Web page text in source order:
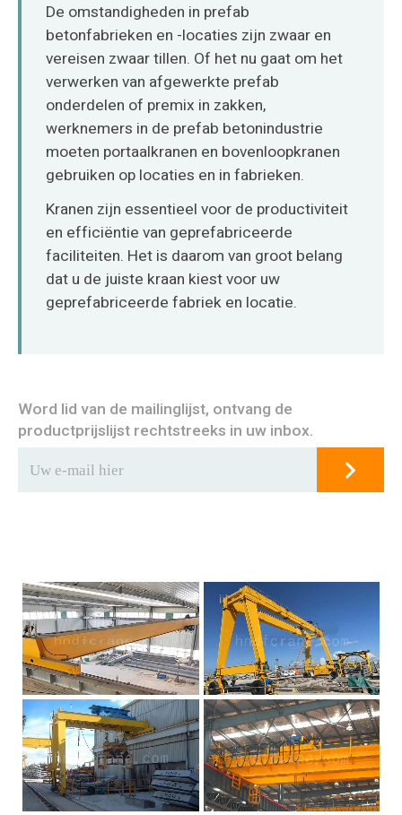
De omstandigheden in prefab
betonfabrieken en -locaties zijn zwaar en
vereisen zwaar tillen. Of het nu gaat om het
verwerken van afgewerkte prefab
onderdelen of premix in zakken,
werknemers in de prefab betonindustrie
moeten portaalkranen en bovenloopkranen
gebruiken op locaties en in fabrieken.
Kranen zijn essentieel voor de productiviteit
en efficiëntie van geprefabriceerde
faciliteiten. Het is daarom van groot belang
dat u de juiste kraan kiest voor uw
geprefabriceerde fabriek en locatie.
Word lid van de mailinglijst, ontvang de
productprijslijst rechtstreeks in uw inbox.